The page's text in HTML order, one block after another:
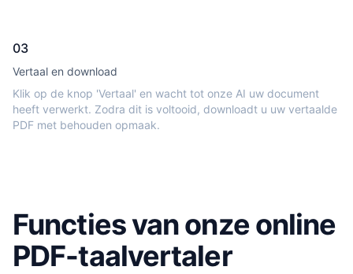
03
Vertaal en download
Klik op de knop 'Vertaal' en wacht tot onze AI uw document
heeft verwerkt. Zodra dit is voltooid, downloadt u uw vertaalde
PDF met behouden opmaak.
Functies van onze online
PDF-taalvertaler